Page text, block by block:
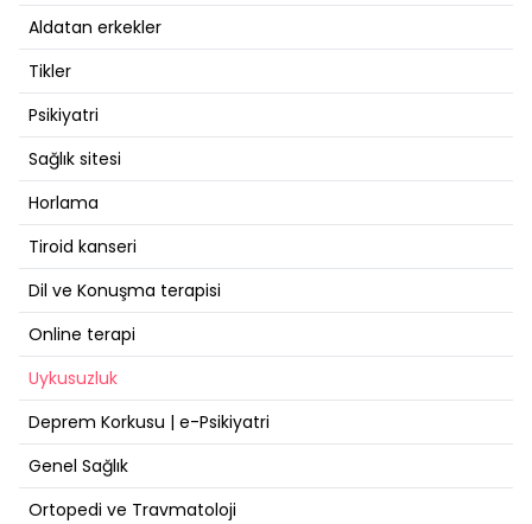
Aldatan erkekler
Tikler
Psikiyatri
Sağlık sitesi
Horlama
Tiroid kanseri
Dil ve Konuşma terapisi
Online terapi
Uykusuzluk
Deprem Korkusu | e-Psikiyatri
Genel Sağlık
Ortopedi ve Travmatoloji